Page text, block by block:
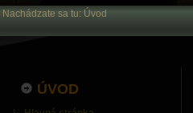
Nachádzate sa tu: Úvod
ÚVOD